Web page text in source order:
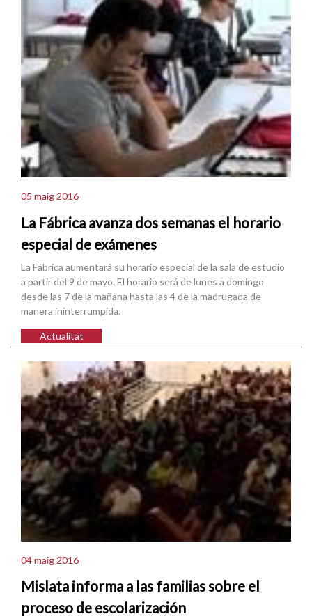
05 maig 2016
La Fábrica avanza dos semanas el horario
especial de exámenes
La Fábrica aumentará su horario especial de la sala de estudio
a partir del 9 de mayo. El horario será de lunes a domingo
desde las 7 de la mañana hasta las 4 de la madrugada de
manera ininterrumpida.
Actualitat
04 maig 2016
Mislata informa a las familias sobre el
proceso de escolarización